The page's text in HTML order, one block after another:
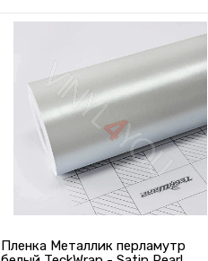
Предзаказ
Купить в 1 клик К сравнению
В избранное Под заказ
Пленка Металлик перламутр